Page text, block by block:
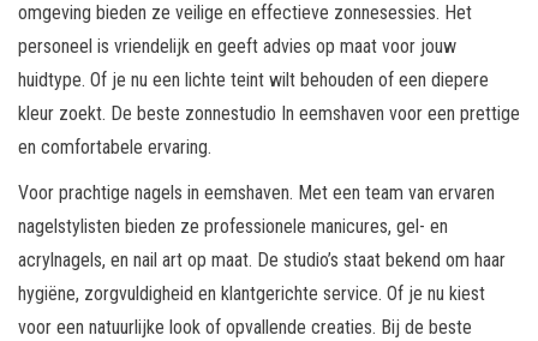
omgeving bieden ze veilige en effectieve zonnesessies. Het
personeel is vriendelijk en geeft advies op maat voor jouw
huidtype. Of je nu een lichte teint wilt behouden of een diepere
kleur zoekt. De beste zonnestudio In eemshaven voor een prettige
en comfortabele ervaring.
Voor prachtige nagels in eemshaven. Met een team van ervaren
nagelstylisten bieden ze professionele manicures, gel- en
acrylnagels, en nail art op maat. De studio’s staat bekend om haar
hygiëne, zorgvuldigheid en klantgerichte service. Of je nu kiest
voor een natuurlijke look of opvallende creaties. Bij de beste